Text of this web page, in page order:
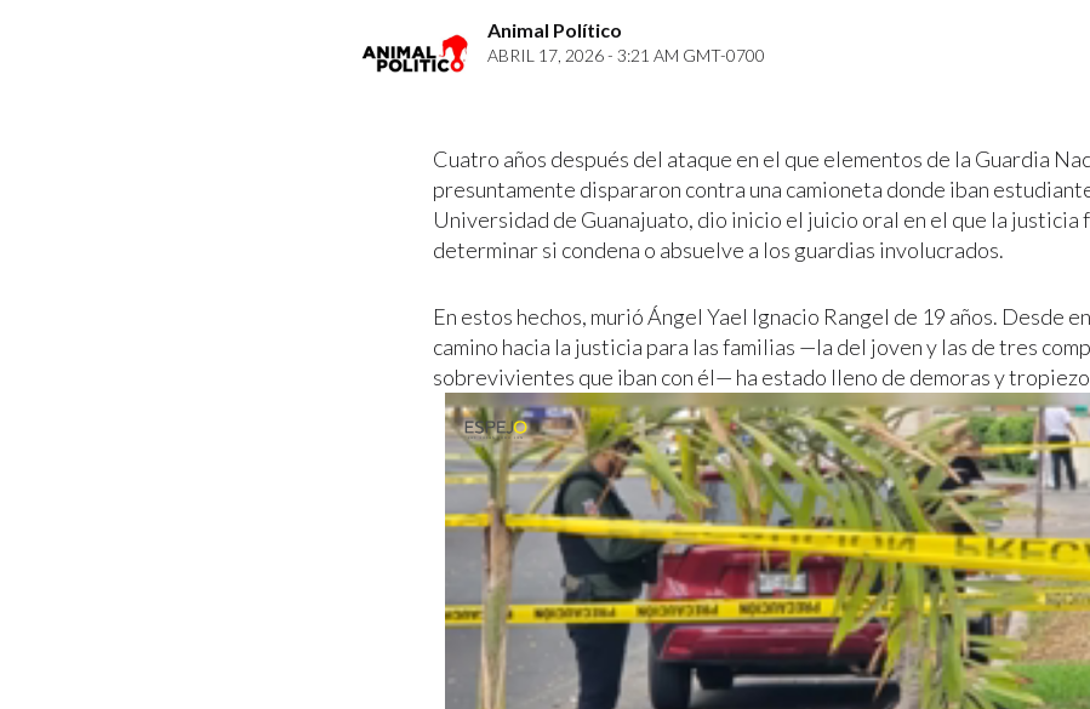
Animal Político
ABRIL 17, 2026 - 3:21 AM GMT-0700
Cuatro años después del ataque en el que elementos de la Guardia
presuntamente dispararon contra una camioneta donde iban
Universidad de Guanajuato, dio inicio el juicio oral en el que la justicia
determinar si condena o absuelve a los guardias involucrados.
En estos hechos, murió Ángel Yael Ignacio Rangel de 19 años. Desde
camino hacia la justicia para las familias —la del joven y las de tres
sobrevivientes que iban con él— ha estado lleno de demoras y